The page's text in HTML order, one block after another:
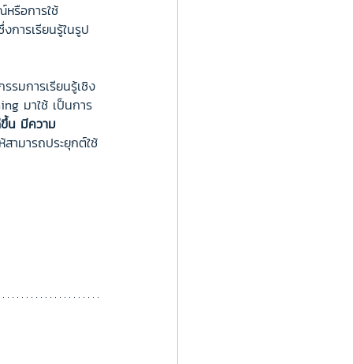
รือการใช้
การเรียนรู้ในรูป
รมการเรียนรู้เชิง
มาใช้ เป็นการ
น มีความ
สามารถประยุกต์ใช้